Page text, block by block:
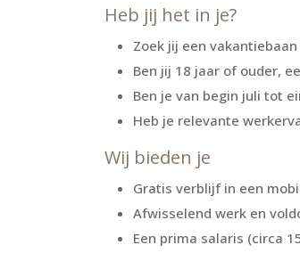
Heb jij het in je?
Zoek jij een
Ben jij 18 jaar of ouder,
Ben je van begin juli tot
Heb je relevante
Wij bieden je
Gratis verblijf in een
Afwisselend werk en
Een prima salaris (circa